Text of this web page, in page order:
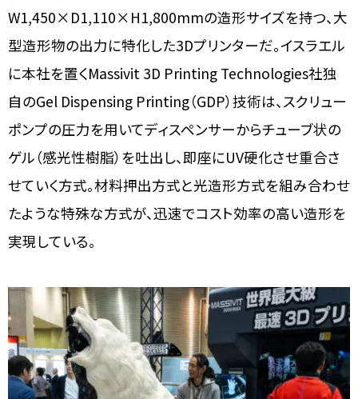
W1,450×D1,110×H1,800mmの造形サイズを持つ、大
型造形物の出力に特化した3Dプリンターだ。イスラエル
に本社を置くMassivit 3D Printing Technologies社独
自のGel Dispensing Printing（GDP）技術は、スクリュー
ポンプの圧力を用いてディスペンサーからチューブ状の
ゲル（感光性樹脂）を吐出し、即座にUV硬化させ重合さ
せていく方式。材料押出方式と光造形方式を組み合わせ
たような特殊な方式が、迅速でコスト効率の高い造形を
実現している。